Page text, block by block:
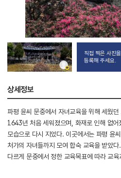
직접 찍은 사진을
등록해 주세요.
상세정보
파평 윤씨 문중에서 자녀교육을 위해 세웠
1643년 처음 세워졌으며, 화재로 인해 없
모습으로 다시 지었다. 이곳에서는 파평 윤
처가의 자녀들까지 모여 합숙 교육을 받았
다르게 문중에서 정한 교육목표에 따라 교
정하여 시행했다고 한다. 일제강점기 이전